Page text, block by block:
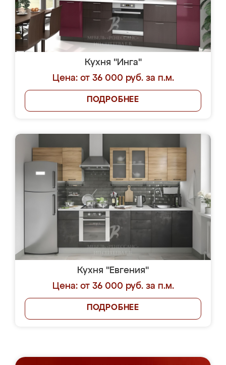
Кухня "Инга"
Цена: от 36 000 руб. за п.м.
ПОДРОБНЕЕ
Кухня "Евгения"
Цена: от 36 000 руб. за п.м.
ПОДРОБНЕЕ